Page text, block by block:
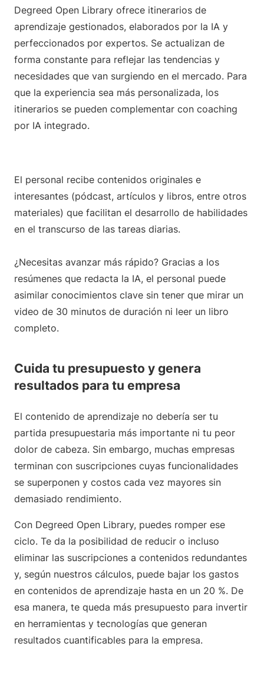
Degreed Open Library ofrece itinerarios de
aprendizaje gestionados, elaborados por la IA y
perfeccionados por expertos. Se actualizan de
forma constante para reflejar las tendencias y
necesidades que van surgiendo en el mercado. Para
que la experiencia sea más personalizada, los
itinerarios se pueden complementar con coaching
por IA integrado.
El personal recibe contenidos originales e
interesantes (pódcast, artículos y libros, entre otros
materiales) que facilitan el desarrollo de habilidades
en el transcurso de las tareas diarias.
¿Necesitas avanzar más rápido? Gracias a los
resúmenes que redacta la IA, el personal puede
asimilar conocimientos clave sin tener que mirar un
video de 30 minutos de duración ni leer un libro
completo.
Cuida tu presupuesto y genera
resultados para tu empresa
El contenido de aprendizaje no debería ser tu
partida presupuestaria más importante ni tu peor
dolor de cabeza. Sin embargo, muchas empresas
terminan con suscripciones cuyas funcionalidades
se superponen y costos cada vez mayores sin
demasiado rendimiento.
Con Degreed Open Library, puedes romper ese
ciclo. Te da la posibilidad de reducir o incluso
eliminar las suscripciones a contenidos redundantes
y, según nuestros cálculos, puede bajar los gastos
en contenidos de aprendizaje hasta en un 20 %. De
esa manera, te queda más presupuesto para invertir
en herramientas y tecnologías que generan
resultados cuantificables para la empresa.